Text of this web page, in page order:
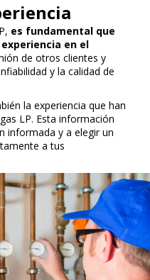
es fundamental que
en el
de otros clientes y
y la calidad de
la experiencia que han
LP. Esta información
informada y a elegir un
a tus